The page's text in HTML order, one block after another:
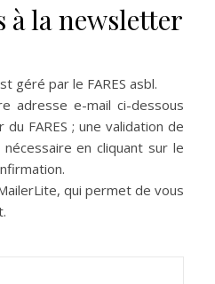
à la newsletter
géré par le FARES asbl.
adresse e-mail ci-dessous
FARES ; une validation de
en cliquant sur le
, qui permet de vous